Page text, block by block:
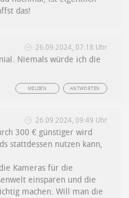
das!
26.09.2024, 07:18 Uhr
Niemals würde ich die
ANTWORTEN
MELDEN
26.09.2024, 09:49 Uhr
300 € günstiger wird
stattdessen nutzen kann,
Kameras für die
einsparen und die
machen. Will man die